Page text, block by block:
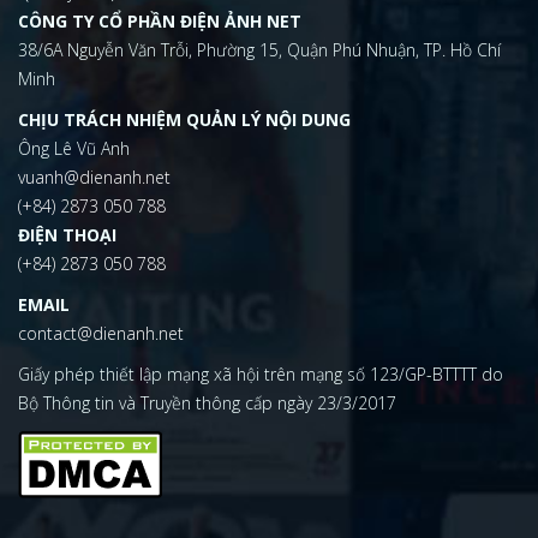
CÔNG TY CỔ PHẦN ĐIỆN ẢNH NET
38/6A Nguyễn Văn Trỗi, Phường 15, Quận Phú Nhuận, TP. Hồ Chí
Minh
CHỊU TRÁCH NHIỆM QUẢN LÝ NỘI DUNG
Ông Lê Vũ Anh
vuanh@dienanh.net
(+84) 2873 050 788
ĐIỆN THOẠI
(+84) 2873 050 788
EMAIL
contact@dienanh.net
Giấy phép thiết lập mạng xã hội trên mạng số 123/GP-BTTTT do
Bộ Thông tin và Truyền thông cấp ngày 23/3/2017